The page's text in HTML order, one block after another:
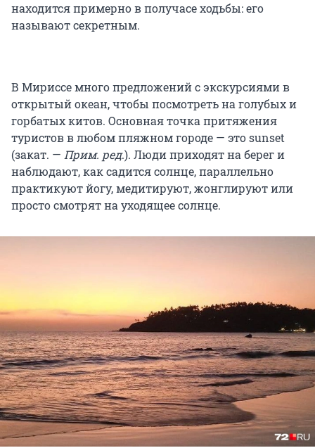
находится примерно в получасе ходьбы: его
называют секретным.
В Мириссе много предложений с экскурсиями в
открытый океан, чтобы посмотреть на голубых и
горбатых китов. Основная точка притяжения
туристов в любом пляжном городе — это sunset
(закат. — Прим. ред.). Люди приходят на берег и
наблюдают, как садится солнце, параллельно
практикуют йогу, медитируют, жонглируют или
просто смотрят на уходящее солнце.